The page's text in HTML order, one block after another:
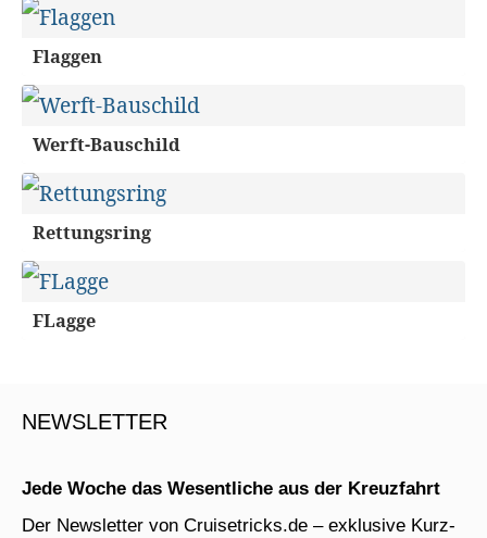
Flaggen
Werft-Bauschild
Rettungsring
FLagge
NEWSLETTER
Jede Woche das Wesentliche aus der Kreuzfahrt
Der Newsletter von Cruisetricks.de – exklusive Kurz-